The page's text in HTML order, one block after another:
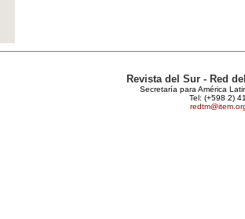
Revista del Sur - Red
Secretaría para América
Tel: (+598 2)